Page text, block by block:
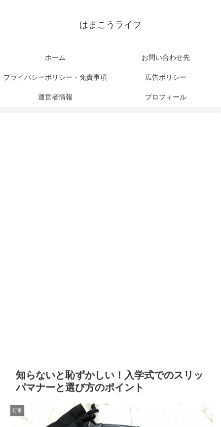
はまこうライフ
ホーム お問い合わせ先
プライバシーポリシー・免責事項 広告ポリシー
運営者情報 プロフィール
知らないと恥ずかしい！入学式でのスリッ
パマナーと選び方のポイント
行事